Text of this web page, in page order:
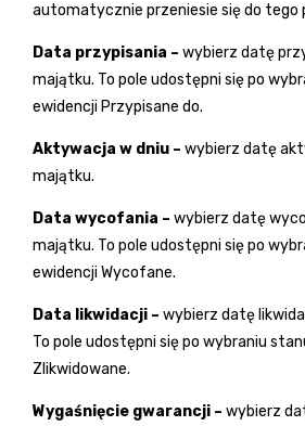
automatycznie przeniesie się do tego
Data przypisania – wybierz datę
majątku. To pole udostępni się po
ewidencji Przypisane do.
Aktywacja w dniu – wybierz datę
majątku.
Data wycofania – wybierz datę
majątku. To pole udostępni się po
ewidencji Wycofane.
Data likwidacji – wybierz datę
To pole udostępni się po wybraniu
Zlikwidowane.
Wygaśnięcie gwarancji – wybierz